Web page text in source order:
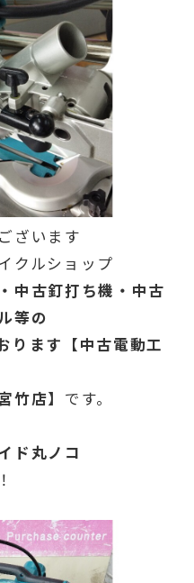
ざいます
クルショップ
中古釘打ち機・中古
等の
ります【中古電動工
竹店】 です。
ド丸ノコ